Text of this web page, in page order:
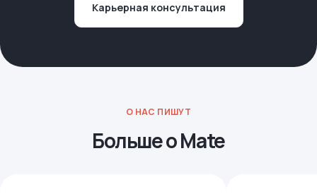
Карьерная консультация
О НАС ПИШУТ
Больше о Mate